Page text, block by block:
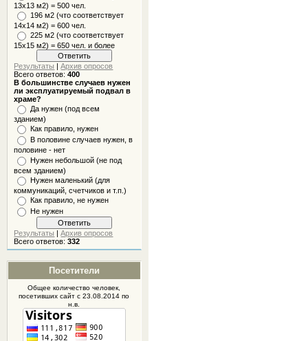
13х13 м2) = 500 чел.
196 м2 (что соответствует
14х14 м2) = 600 чел.
225 м2 (что соответствует
15х15 м2) = 650 чел. и более
Результаты |Архив опросов
Всего ответов:400
В большинстве случаев нужен
ли эксплуатируемый подвал в
храме?
Да нужен (под всем
зданием)
Как правило, нужен
В половине случаев нужен, в
половине - нет
Нужен небольшой (не под
всем зданием)
Нужен маленький (для
коммуникаций, счетчиков и т.п.)
Как правило, не нужен
Не нужен
Результаты |Архив опросов
Всего ответов:332
Посетители
Общее количество человек,
посетившихсайтс 23.08.2014 по
н.в.